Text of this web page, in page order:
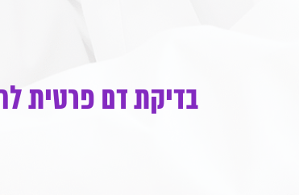
בדיקת דם פרטית